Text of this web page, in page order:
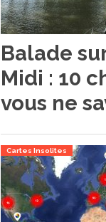
Balade
Midi : 10
vous ne
Cartes Insolites